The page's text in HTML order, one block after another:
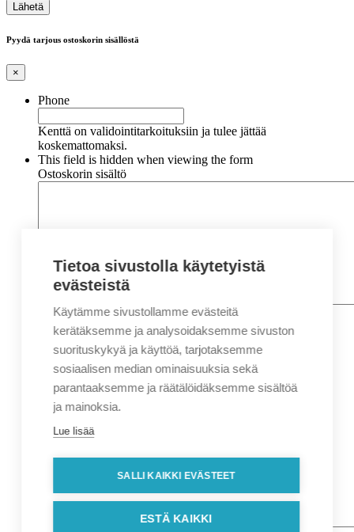
Pyydä tarjous ostoskorin sisällöstä
×
Phone
Kenttä on validointitarkoituksiin ja tulee jättää
koskemattomaksi.
This field is hidden when viewing the form
Ostoskorin sisältö
Nimi*
Etunimi
Sukunimi
Sähköposti*
Puhelin*
Osoitetiedot
Lähiosoite
Postinumero
Tietoa sivustolla käytetyistä
evästeistä
Käytämme sivustollamme evästeitä
kerätäksemme ja analysoidaksemme sivuston
suorituskykyä ja käyttöä, tarjotaksemme
sosiaalisen median ominaisuuksia sekä
parantaaksemme ja räätälöidäksemme sisältöä
ja mainoksia.
Lue lisää
SALLI KAIKKI EVÄSTEET
ESTÄ KAIKKI